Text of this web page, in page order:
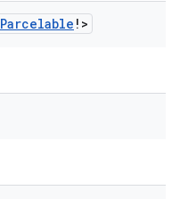
Parcelable !>